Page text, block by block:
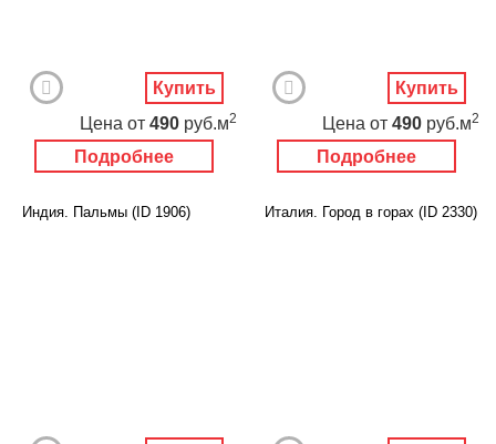
Подробнее
Цена от 490 руб.м2
Купить
Подробнее
Цена от 490 руб.м2
Купить
Индия. Пальмы (ID 1906) Италия. Город в горах (ID 2330)